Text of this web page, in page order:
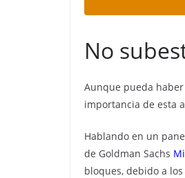
No
Aunque pueda
importancia de esta
Hablando en un
de Goldman Sachs
bloques, debido a los